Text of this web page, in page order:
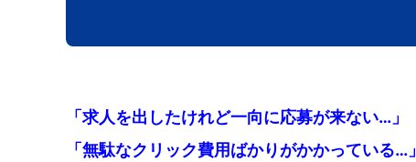
「求人を出したけれど一向に応募が来ない…」
「無駄なクリック費用ばかりがかかっている…」